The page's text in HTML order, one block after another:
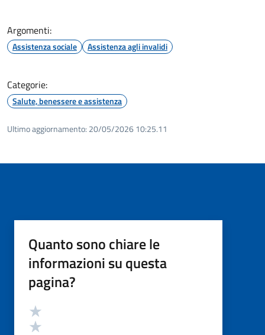
Argomenti:
Assistenza sociale Assistenza agli invalidi
Categorie:
Salute, benessere e assistenza
Ultimo aggiornamento: 20/05/2026 10:25.11
Quanto sono chiare le
informazioni su questa
pagina?
Valutazione